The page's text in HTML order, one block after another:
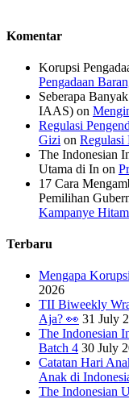
Komentar
Korupsi
Pengadaan
Seberapa
IAAS) on
Regulasi
Gizi on Regulasi
The Indonesian
Utama di In on
17 Cara
Pemilihan
Kampanye
Terbaru
Mengapa
2026
TII Biweekly
Aja? 👀 31 July
The Indonesian
Batch 4 30 July
Catatan Hari
Anak di
The Indonesian